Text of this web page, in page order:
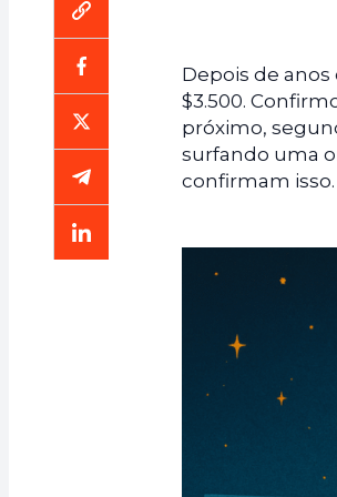
Depois de
$3.500.
próximo,
surfando uma
confirmam isso.